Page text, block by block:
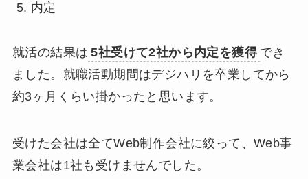
内定
就活の結果は 5社受けて2社から内定を獲得 でき
ました。就職活動期間はデジハリを卒業してから
約3ヶ月くらい掛かったと思います。
受けた会社は全てWeb制作会社に絞って、Web事
業会社は1社も受けませんでした。